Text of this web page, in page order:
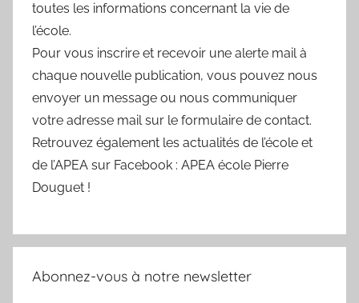
toutes les informations concernant la vie de
l’école.
Pour vous inscrire et recevoir une alerte mail à
chaque nouvelle publication, vous pouvez nous
envoyer un message ou nous communiquer
votre adresse mail sur le formulaire de contact.
Retrouvez également les actualités de l’école et
de l’APEA sur Facebook : APEA école Pierre
Douguet !
Abonnez-vous à notre newsletter